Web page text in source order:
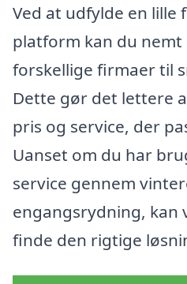
Ved at udfylde en lille
platform kan du
forskellige firmaer til
Dette gør det lettere
pris og service, der
Uanset om du har
service gennem
engangsrydning, kan
finde den rigtige